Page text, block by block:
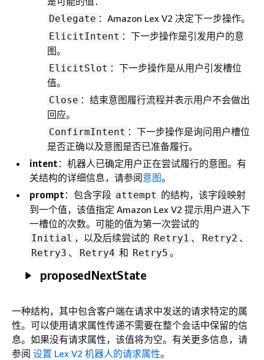
Delegate ：Amazon Lex V2 决定下一步操作。
ElicitIntent ：下一步操作是引发用户的意
图。
ElicitSlot ：下一步操作是从用户引发槽位
值。
Close ：结束意图履行流程并表示用户不会做出
回应。
ConfirmIntent ：下一步操作是询问用户槽位
是否正确以及意图是否已准备履行。
intent ：机器人已确定用户正在尝试履行的意图。有
关结构的详细信息，请参阅意图。
prompt ：包含字段 attempt 的结构，该字段映射
到一个值，该值指定 Amazon Lex V2 提示用户进入下
一槽位的次数。可能的值为第一次尝试的
Initial ，以及后续尝试的 Retry1 、 Retry2 、
Retry3 、 Retry4 和 Retry5 。
proposedNextState
一种结构，其中包含客户端在请求中发送的请求特定的属
性。可以使用请求属性传递不需要在整个会话中保留的信
息。如果没有请求属性，该值将为空。有关更多信息，请
参阅 设置 Lex V2 机器人的请求属性。